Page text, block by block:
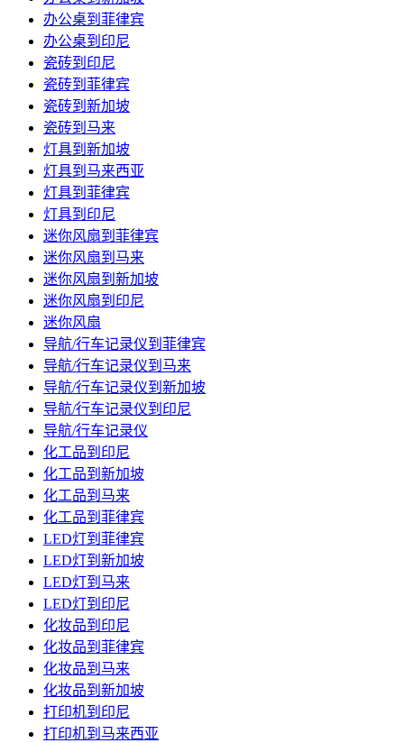
办公桌到菲律宾
办公桌到印尼
瓷砖到印尼
瓷砖到菲律宾
瓷砖到新加坡
瓷砖到马来
灯具到新加坡
灯具到马来西亚
灯具到菲律宾
灯具到印尼
迷你风扇到菲律宾
迷你风扇到马来
迷你风扇到新加坡
迷你风扇到印尼
迷你风扇
导航/行车记录仪到菲律宾
导航/行车记录仪到马来
导航/行车记录仪到新加坡
导航/行车记录仪到印尼
导航/行车记录仪
化工品到印尼
化工品到新加坡
化工品到马来
化工品到菲律宾
LED灯到菲律宾
LED灯到新加坡
LED灯到马来
LED灯到印尼
化妆品到印尼
化妆品到菲律宾
化妆品到马来
化妆品到新加坡
打印机到印尼
打印机到马来西亚